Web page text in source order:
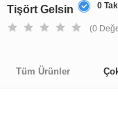
Tişört Gelsin 0
(0
Tüm Ürünler